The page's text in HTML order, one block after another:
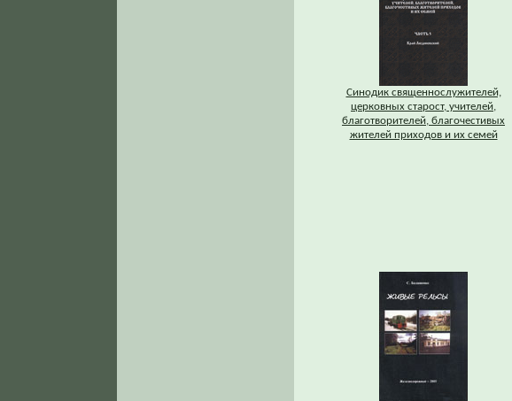
Синодик священнослужителей,
церковных старост, учителей,
благотворителей, благочестивых
жителей приходов и их семей